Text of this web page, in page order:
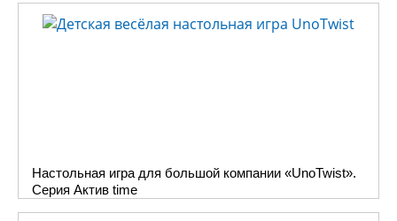
Настольная игра для большой компании «UnoTwist».
Серия Актив time